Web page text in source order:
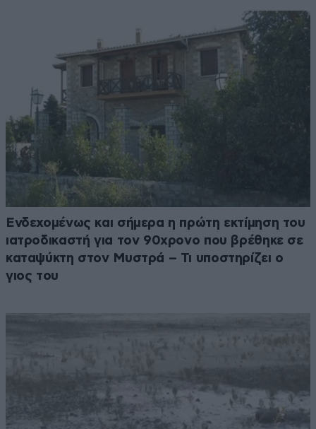
Ενδεχομένως και σήμερα η πρώτη εκτίμηση του
ιατροδικαστή για τον 90χρονο που βρέθηκε σε
καταψύκτη στον Μυστρά – Τι υποστηρίζει ο
γιος του